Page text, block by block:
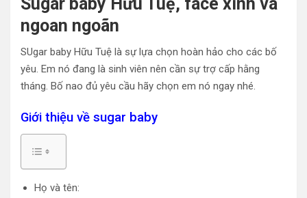
Gái gọi giá rẻ huyện Cẩm Giàng thông tin đã kiểm định
Gái gọi giá rẻ huyện Gia Lộc đẹp xinh nhìn dâm dâm
ngoan ngoãn
SUgar baby Hữu Tuệ là sự lựa chọn hoàn hảo cho các bố
yêu. Em nó đang là sinh viên nên cần sự trợ cấp hằng
tháng. Bố nao đủ yêu cầu hãy chọn em nó ngay nhé.
Giới thiệu về sugar baby
Họ và tên: